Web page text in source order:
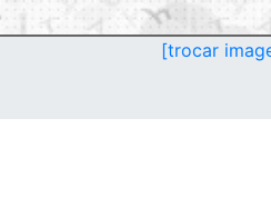
[trocar